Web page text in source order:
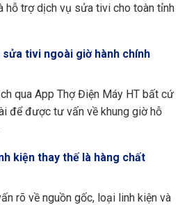
hỗ trợ dịch vụ sửa tivi cho toàn tỉnh
tivi ngoài giờ hành chính
qua App Thợ Điện Máy HT bất cứ
để được tư vấn về khung giờ hỗ
kiện thay thế là hàng chất
rõ về nguồn gốc, loại linh kiện và